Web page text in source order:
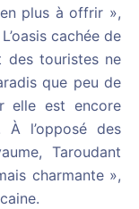
plus à offrir »,
cachée de
des touristes ne
que peu de
elle est encore
À l’opposé des
Taroudant
charmante »,